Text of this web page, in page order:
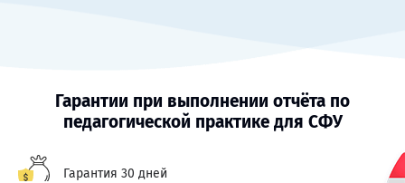
Гарантии при выполнении отчёта по
педагогической практике для СФУ
Гарантия 30 дней